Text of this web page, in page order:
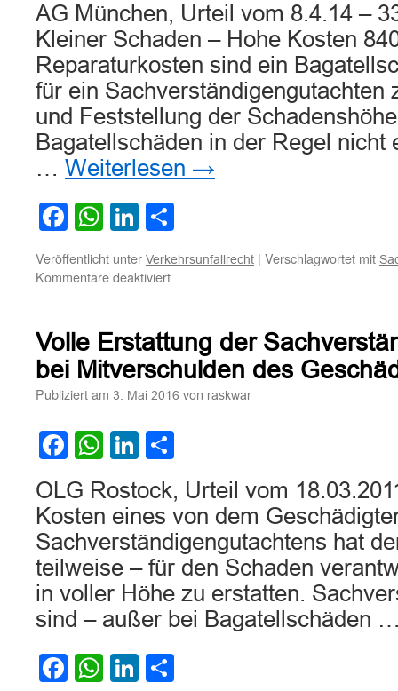
AG München, Urteil vom 8.4.14 –
Kleiner Schaden – Hohe Kosten
Reparaturkosten sind ein
für ein Sachverständigengutachten
und Feststellung der
Bagatellschäden in der Regel nicht
… Weiterlesen →
Facebook
WhatsApp
LinkedIn
Veröffentlicht unter Verkehrsunfallrecht | Verschlagwortet mit
Kommentare deaktiviertfür
Bagatallunfallschäden
(hier:
840
EUR)
erstattungsfähig
Volle Erstattung der
bei Mitverschulden des
Publiziert am 3. Mai 2016 von raskwar
Facebook
WhatsApp
LinkedIn
OLG Rostock, Urteil vom
Kosten eines von dem
Sachverständigengutachtens hat
teilweise – für den Schaden
in voller Höhe zu erstatten.
sind – außer bei Bagatellschäden
Facebook
WhatsApp
LinkedIn